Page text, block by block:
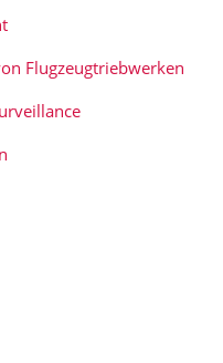
Flugzeugtriebwerken